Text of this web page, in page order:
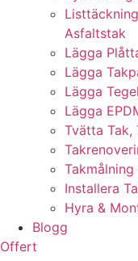
Asfaltstak
Lägga
Lägga
Lägga
Lägga
Tvätta Tak,
Installera
Hyra &
Blogg
Offert